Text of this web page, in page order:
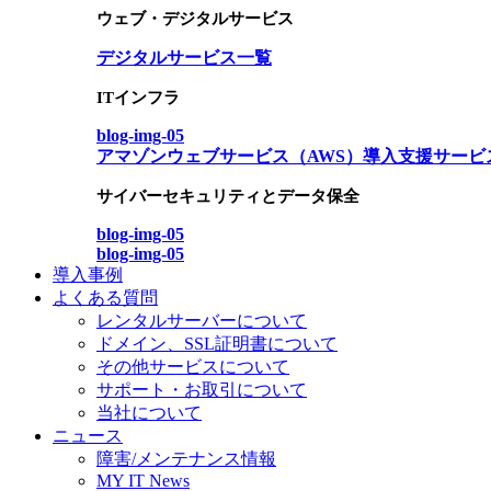
ウェブ・デジタルサービス
デジタルサービス一覧
ITインフラ
blog-img-05
アマゾンウェブサービス（AWS）導入支援サービ
サイバーセキュリティとデータ保全
blog-img-05
blog-img-05
導入事例
よくある質問
レンタルサーバーについて
ドメイン、SSL証明書について
その他サービスについて
サポート・お取引について
当社について
ニュース
障害/メンテナンス情報
MY IT News